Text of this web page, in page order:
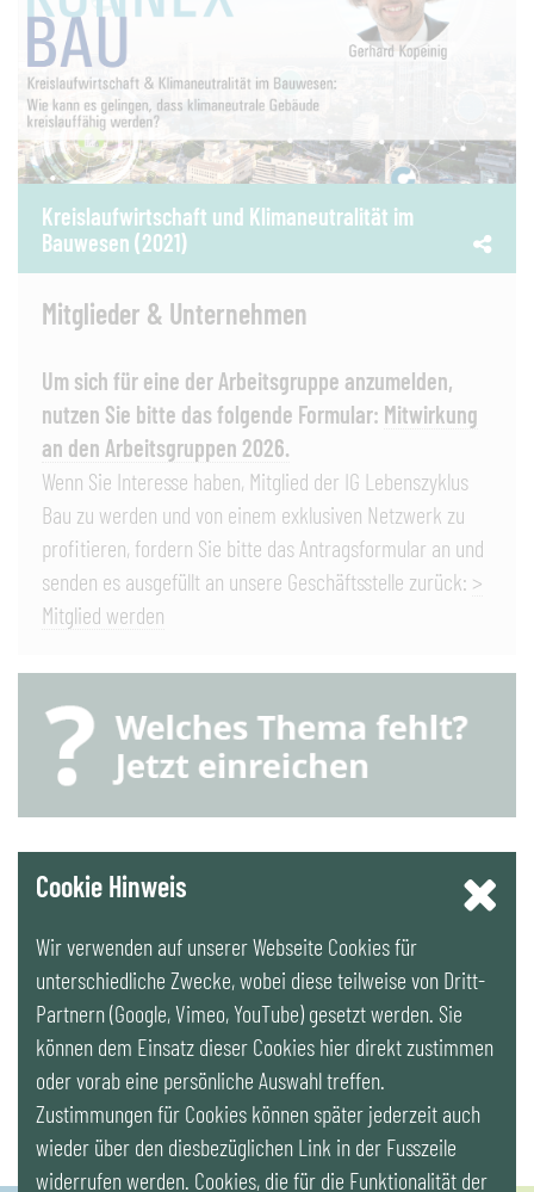
Kreislaufwirtschaft und Klimaneutralität im
Bauwesen (2021)
Mitglieder & Unternehmen
Um sich für eine der Arbeitsgruppe anzumelden,
nutzen Sie bitte das folgende Formular: Mitwirkung
an den Arbeitsgruppen 2026.
Wenn Sie Interesse haben, Mitglied der IG Lebenszyklus
Bau zu werden und von einem exklusiven Netzwerk zu
profitieren, fordern Sie bitte das Antragsformular an und
senden es ausgefüllt an unsere Geschäftsstelle zurück: >
Mitglied werden
YouTube
LinkedIn
Newsletter
Cookie Hinweis
Wir verwenden auf unserer Webseite Cookies für
unterschiedliche Zwecke, wobei diese teilweise von Dritt-
Partnern (Google, Vimeo, YouTube) gesetzt werden. Sie
können dem Einsatz dieser Cookies hier direkt zustimmen
oder vorab eine persönliche Auswahl treffen.
Zustimmungen für Cookies können später jederzeit auch
wieder über den diesbezüglichen Link in der Fusszeile
widerrufen werden. Cookies, die für die Funktionalität der